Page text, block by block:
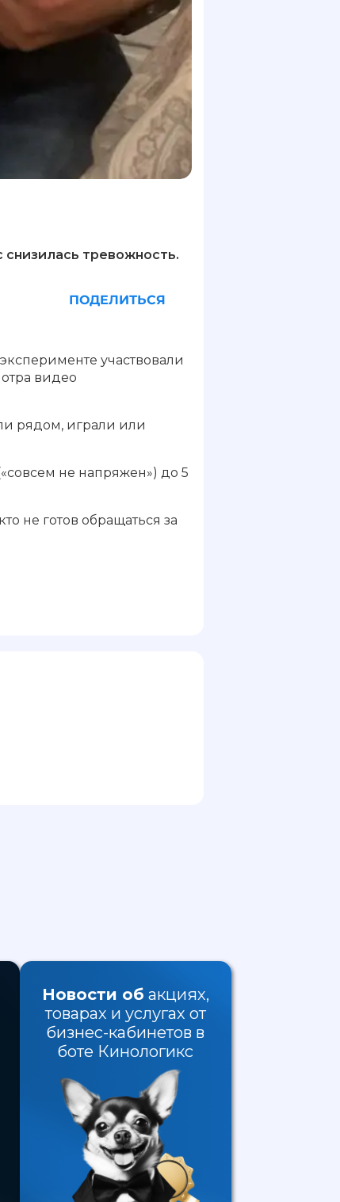
тревожность.
ПОДЕЛИТЬСЯ
участвовали
видео
рядом, играли или
не напряжен») до 5
не готов обращаться за
Новости об акциях,
товарах и услугах от
бизнес-кабинетов в
боте Кинологикс